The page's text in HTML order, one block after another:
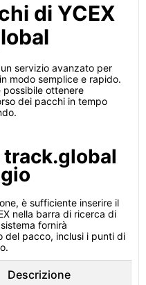
di YCEX
servizio avanzato per
modo semplice e rapido.
ottenere
dei pacchi in tempo
è sufficiente inserire il
nella barra di ricerca di
fornirà
del pacco, inclusi i punti di
Descrizione